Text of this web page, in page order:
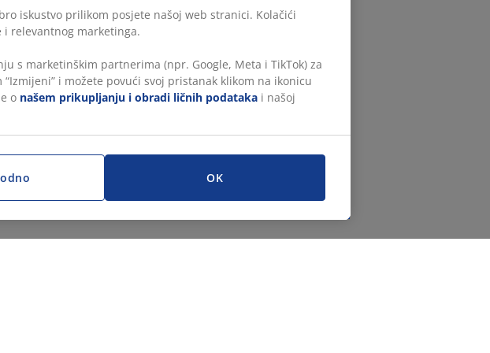
iskustvo prilikom posjete našoj web stranici. Kolačići
relevantnog marketinga.
s marketinškim partnerima (npr. Google, Meta i TikTok) za
i možete povući svoj pristanak klikom na ikonicu
o našem prikupljanju i obradi ličnih podataka i našoj
OK